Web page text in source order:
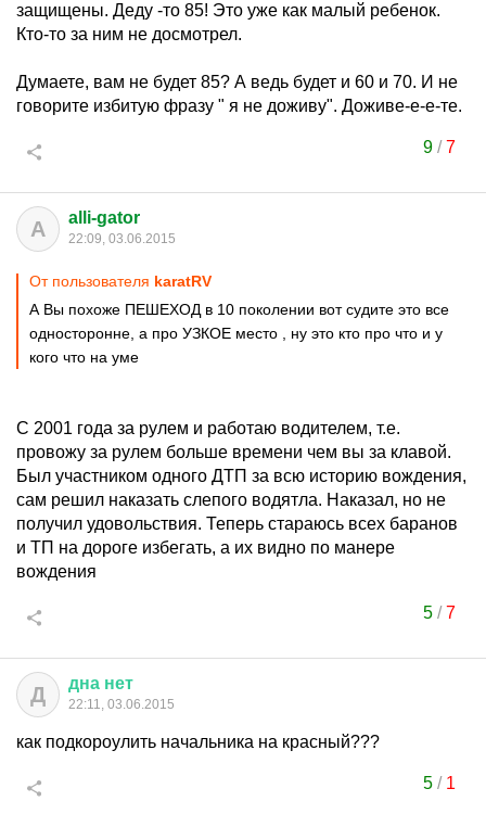
защищены. Деду -то 85! Это уже как малый ребенок.
Кто-то за ним не досмотрел.
Думаете, вам не будет 85? А ведь будет и 60 и 70. И не
говорите избитую фразу " я не доживу". Доживе-е-е-те.
9/7
A alli-gator
22:09, 03.06.2015
От пользователя karatRV
А Вы похоже ПЕШЕХОД в 10 поколении вот судите это все
односторонне, а про УЗКОЕ место , ну это кто про что и у
кого что на уме
С 2001 года за рулем и работаю водителем, т.е.
провожу за рулем больше времени чем вы за клавой.
Был участником одного ДТП за всю историю вождения,
сам решил наказать слепого водятла. Наказал, но не
получил удовольствия. Теперь стараюсь всех баранов
и ТП на дороге избегать, а их видно по манере
вождения
5/7
Д дна нет
22:11, 03.06.2015
как подкороулить начальника на красный???
5/ 1